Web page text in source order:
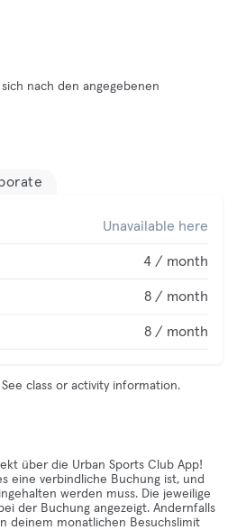
nach den angegebenen
Unavailable here
4 / month
8 / month
8 / month
class or activity information.
über die Urban Sports Club App!
eine verbindliche Buchung ist, und
werden muss. Die jeweilige
der Buchung angezeigt. Andernfalls
deinem monatlichen Besuchslimit